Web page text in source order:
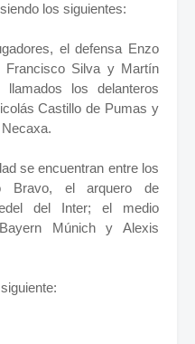
los siguientes:
el defensa Enzo
Francisco Silva y Martín
llamados los delanteros
Castillo de Pumas y
se encuentran entre los
Bravo, el arquero de
del Inter; el medio
Múnich y Alexis